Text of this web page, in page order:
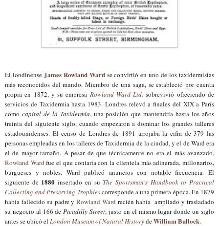
El londinense James Rowland Wardse convirtió en uno de los taxidermistas
más reconocidos del mundo. Miembro de una saga, se estableció por cuenta
propia en 1872, y su empresa Rowland Ward Ltd. sobrevivió ofreciendo de
servicios de Taxidermia hasta 1983. Londres relevó a finales del XIX a París
como capital de la Taxidermia, una posición que mantendría hasta los años
treinta del siguiente siglo, cuando empezaron a dominar los grandes talleres
estadounidenses. El censo de Londres de 1891 arrojaba la cifra de 379 las
personas empleadas en los talleres de Taxidermia de la ciudad, y el de Ward era
el de mayor tamaño. A pesar de que técnicamente no era el más avanzado,
Rowland Ward fue el que contaría con la clientela más adinerada, millonarios,
burgueses y nobles. Ward publicó anuncios con notable frecuencia. El
siguiente de 1880 insertado en su The Sportsman's Handbook to Practical
Collecting and Preserving Trophiescorresponde a una primera época. En 1879
había fallecido su padre yRowland Ward recién había ampliado ytrasladado
su negocio al 166 de Picadilly Street, justo en el mismo lugar donde un siglo
antes se ubicó el London Museum of Natural HistorydeWilliam Bullock.